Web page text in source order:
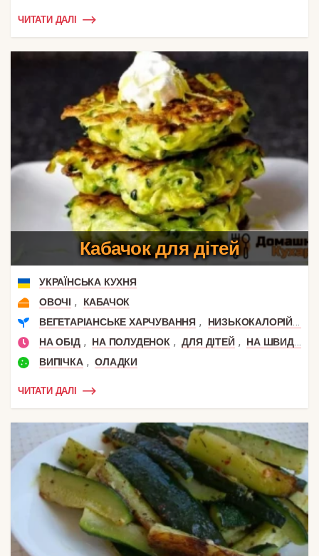
ЧИТАТИ ДАЛІ
Кабачок для дітей
УКРАЇНСЬКА КУХНЯ
ОВОЧІ ,
КАБАЧОК
ВЕГЕТАРІАНСЬКЕ ХАРЧУВАННЯ , НИЗЬКОКАЛОРІЙНІ
НА ОБІД , НА ПОЛУДЕНОК , ДЛЯ ДІТЕЙ ,
НА ШВИДКУ РУКУ
ВИПІЧКА , ОЛАДКИ
ЧИТАТИ ДАЛІ